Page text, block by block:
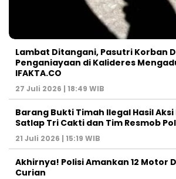
Lambat Ditangani, Pasutri Korban
Penganiayaan di Kalideres
IFAKTA.CO
27 Juli 2026 | 18:49 WIB
Barang Bukti Timah Ilegal Hasil
Satlap Tri Cakti dan Tim Resmob
21 Juli 2026 | 15:19 WIB
Akhirnya! Polisi Amankan 12 Motor
Curian